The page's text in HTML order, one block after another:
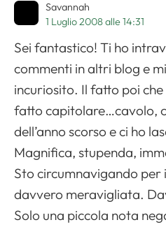
Savannah
1 Luglio 2008 alle 14:31
Sei fantastico! Ti ho
commenti in altri blog e
incuriosito. Il fatto poi
fatto capitolare…cavolo,
dell’anno scorso e ci ho
Magnifica, stupenda,
Sto circumnavigando per
davvero meravigliata.
Solo una piccola nota